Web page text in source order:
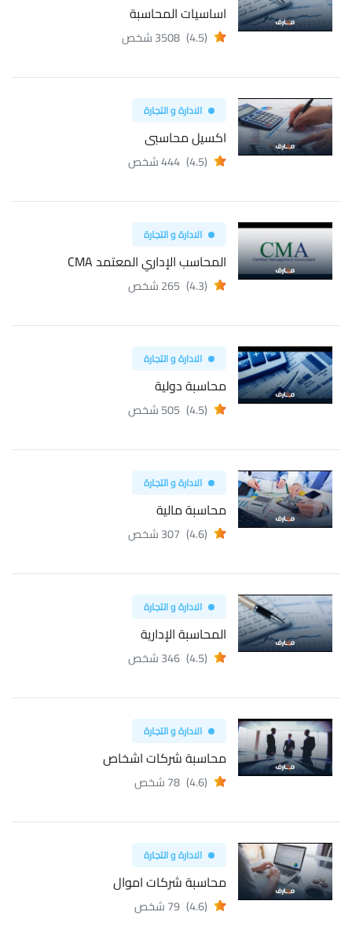
اساسيات المحاسبة
(4.5) 3508 شخص
الادارة و التجارة
اكسيل محاسبى
(4.5) 444 شخص
الادارة و التجارة
المحاسب الإداري المعتمد CMA
(4.3) 265 شخص
الادارة و التجارة
محاسبة دولية
(4.5) 505 شخص
الادارة و التجارة
محاسبة مالية
(4.6) 307 شخص
الادارة و التجارة
المحاسبة الإدارية
(4.5) 346 شخص
الادارة و التجارة
محاسبة شركات اشخاص
(4.6) 78 شخص
الادارة و التجارة
محاسبة شركات اموال
(4.6) 79 شخص